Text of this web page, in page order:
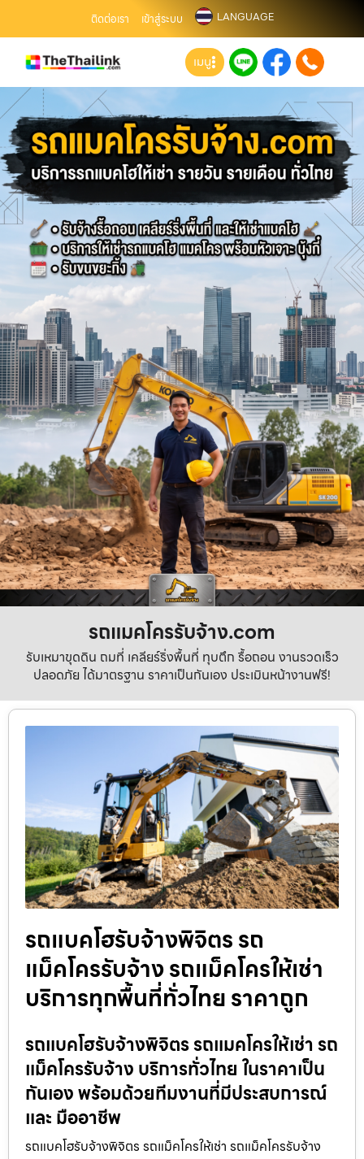
ติดต่อเรา เข้าสู่ระบบ LANGUAGE
เมนู
รถแมคโครรับจ้าง.com
รับเหมาขุดดิน ถมที่ เคลียร์ริ่งพื้นที่ ทุบตึก รื้อถอน งานรวดเร็ว
ปลอดภัย ได้มาตรฐาน ราคาเป็นกันเอง ประเมินหน้างานฟรี!
รถแบคโฮรับจ้างพิจิตร รถ
แม็คโครรับจ้าง รถแม็คโครให้เช่า
บริการทุกพื้นที่ทั่วไทย ราคาถูก
รถแบคโฮรับจ้างพิจิตร รถแมคโครให้เช่า รถ
แม็คโครรับจ้าง บริการทั่วไทย ในราคาเป็น
กันเอง พร้อมด้วยทีมงานที่มีประสบการณ์
และ มืออาชีพ
รถแบคโฮรับจ้างพิจิตร รถแม็คโครให้เช่า รถแม็คโครรับจ้าง